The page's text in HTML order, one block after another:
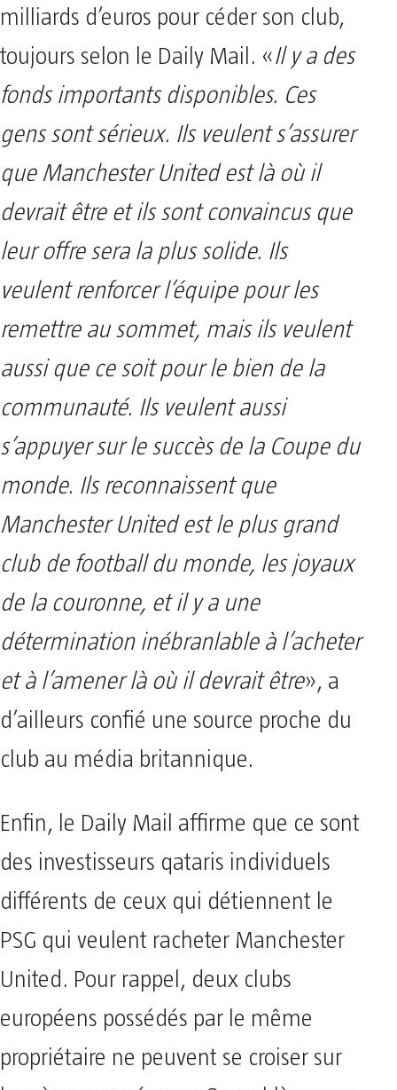
milliards d’euros pour céder son club,
toujours selon le Daily Mail. «Il y a des
fonds importants disponibles. Ces
gens sont sérieux. Ils veulent s’assurer
que Manchester United est là où il
devrait être et ils sont convaincus que
leur offre sera la plus solide. Ils
veulent renforcer l’équipe pour les
remettre au sommet, mais ils veulent
aussi que ce soit pour le bien de la
communauté. Ils veulent aussi
s’appuyer sur le succès de la Coupe du
monde. Ils reconnaissent que
Manchester United est le plus grand
club de football du monde, les joyaux
de la couronne, et il y a une
détermination inébranlable à l’acheter
et à l’amener là où il devrait être», a
d’ailleurs confié une source proche du
club au média britannique.
Enfin, le Daily Mail affirme que ce sont
des investisseurs qataris individuels
différents de ceux qui détiennent le
PSG qui veulent racheter Manchester
United. Pour rappel, deux clubs
européens possédés par le même
propriétaire ne peuvent se croiser sur